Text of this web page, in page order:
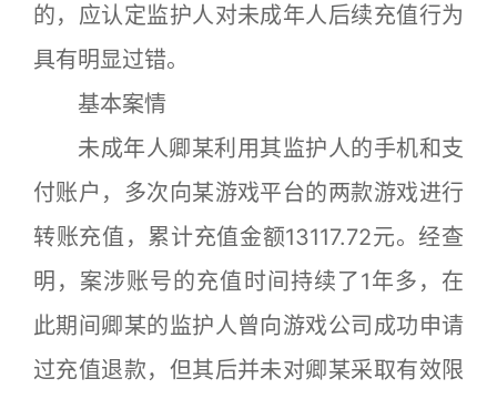
的，应认定监护人对未成年人后续充值行为
具有明显过错。
基本案情
未成年人卿某利用其监护人的手机和支
付账户，多次向某游戏平台的两款游戏进行
转账充值，累计充值金额13117.72元。经查
明，案涉账号的充值时间持续了1年多，在
此期间卿某的监护人曾向游戏公司成功申请
过充值退款，但其后并未对卿某采取有效限